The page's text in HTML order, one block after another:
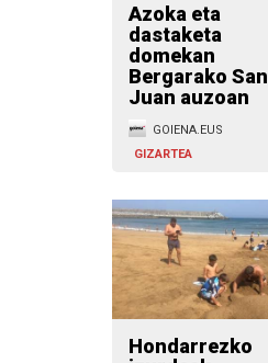
Azoka eta
dastaketa
domekan
Bergarako San
Juan auzoan
GOIENA.EUS
GIZARTEA
Hondarrezko